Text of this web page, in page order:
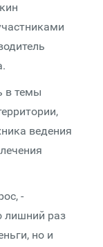
в темы
ведения
-
лишний раз
но и